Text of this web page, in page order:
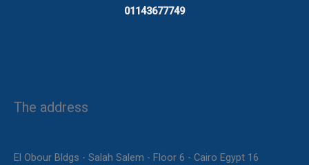
01143677749
The address
16 El Obour Bldgs - Salah Salem - Floor 6 - Cairo Egypt